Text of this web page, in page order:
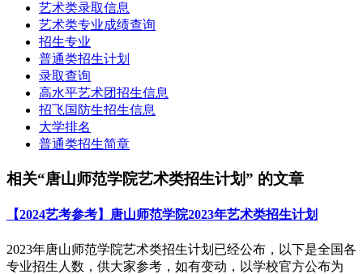
艺术类录取信息
艺术类专业成绩查询
招生专业
普通类招生计划
录取查询
高水平艺术团招生信息
招飞国防生招生信息
大学排名
普通类招生简章
相关“唐山师范学院艺术类招生计划” 的文章
【2024艺考参考】唐山师范学院2023年艺术类招生计划
2023年唐山师范学院艺术类招生计划已经公布，以下是全国各
专业招生人数，供大家参考，如有变动，以学校官方公布为